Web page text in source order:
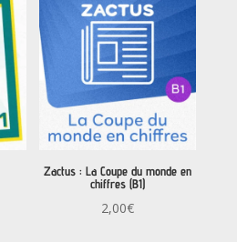
était :
32,00€.
est :
Zactus : La Coupe du monde en
chiffres (B1)
2,00€